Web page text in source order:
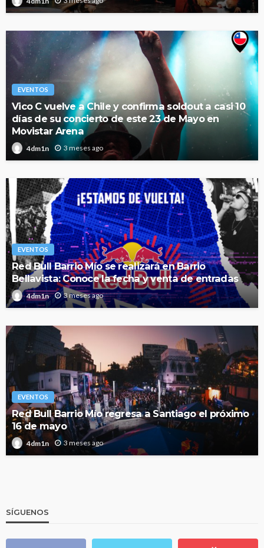
EVENTOS
Vico C vuelve a Chile y confirma soldout a casi 10
días de su concierto de este 23 de Mayo en
Movistar Arena
4dm1n 3 meses ago
EVENTOS
Red Bull Barrio Mío se realizará en Barrio
Bellavista: Conoce la fecha y venta de entradas
4dm1n 3 meses ago
EVENTOS
Red Bull Barrio Mío regresa a Santiago el próximo
16 de mayo
4dm1n 3 meses ago
SÍGUENOS